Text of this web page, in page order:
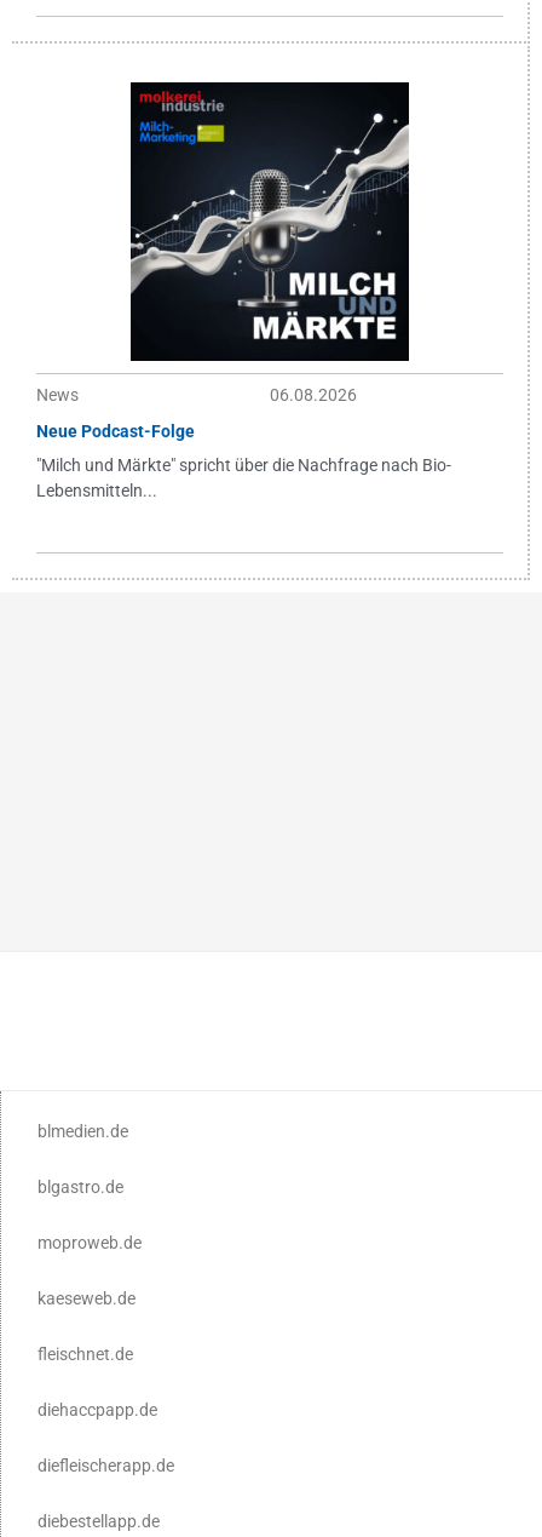
News
06.08.2026
Neue Podcast-Folge
"Milch und Märkte" spricht über die Nachfrage nach Bio-
Lebensmitteln...
blmedien.de
blgastro.de
moproweb.de
kaeseweb.de
fleischnet.de
diehaccpapp.de
diefleischerapp.de
diebestellapp.de